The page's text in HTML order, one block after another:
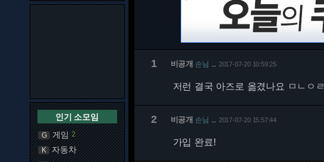
인기 소모임
G 게임 2
K 자동차
1 비공개 손님 2017-07-20 10:59:25
저런 결국 아즈로 옮겼나요 ㅁㄴㅇㄹ
2 비공개 손님 2017-07-20 15:57:44
가입 완료!